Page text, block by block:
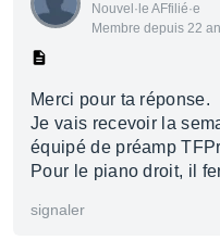
Nouvel·le AFfilié·e
Membre depuis 22
Merci pour ta réponse.
Je vais recevoir la
équipé de préamp
Pour le piano droit, il
signaler